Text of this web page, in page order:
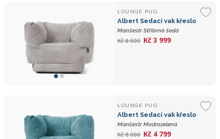
LOUNGE PUG
Albert Sedací vak křeslo
Manšestr Stříbrná šedá
Kč 8 000 Kč 3 999
LOUNGE PUG
Albert Sedací vak křeslo
Manšestr Modrozelená
Kč 8 000 Kč 4 799